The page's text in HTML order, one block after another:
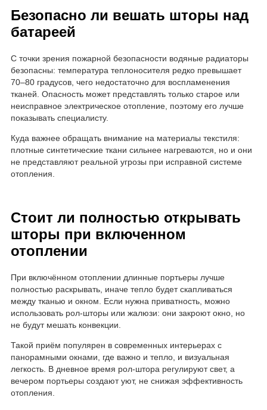
Безопасно ли вешать шторы над
батареей
С точки зрения пожарной безопасности водяные радиаторы
безопасны: температура теплоносителя редко превышает
70–80 градусов, чего недостаточно для воспламенения
тканей. Опасность может представлять только старое или
неисправное электрическое отопление, поэтому его лучше
показывать специалисту.
Куда важнее обращать внимание на материалы текстиля:
плотные синтетические ткани сильнее нагреваются, но и они
не представляют реальной угрозы при исправной системе
отопления.
Стоит ли полностью открывать
шторы при включенном
отоплении
При включённом отоплении длинные портьеры лучше
полностью раскрывать, иначе тепло будет скапливаться
между тканью и окном. Если нужна приватность, можно
использовать рол-шторы или жалюзи: они закроют окно, но
не будут мешать конвекции.
Такой приём популярен в современных интерьерах с
панорамными окнами, где важно и тепло, и визуальная
легкость. В дневное время рол-штора регулируют свет, а
вечером портьеры создают уют, не снижая эффективность
отопления.